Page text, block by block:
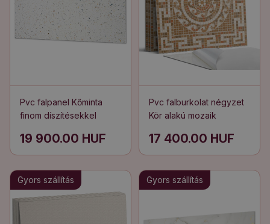
Pvc falpanel Kőminta
finom díszítésekkel
19 900.00 HUF
Pvc falburkolat négyzet
Kör alakú mozaik
17 400.00 HUF
Gyors szállítás Gyors szállítás